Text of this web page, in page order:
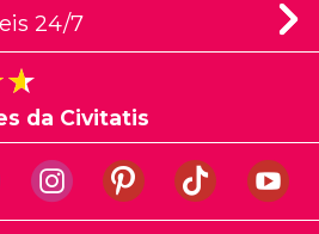
24/7
da Civitatis